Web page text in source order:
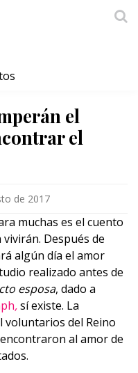
el
el
de 2017
muchas es el cuento
Después de
algún día el amor
realizado antes de
esposa, dado a
,sí existe. La
voluntarios del Reino
al amor de